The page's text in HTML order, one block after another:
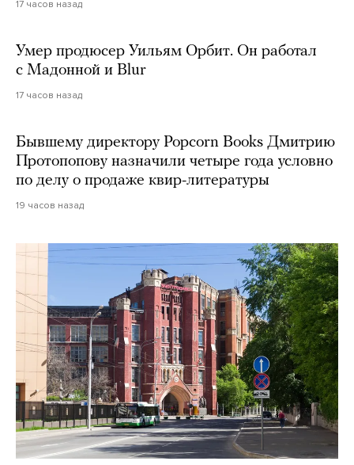
17 часов назад
Умер продюсер Уильям Орбит. Он работал
с Мадонной и Blur
17 часов назад
Бывшему директору Popcorn Books Дмитрию
Протопопову назначили четыре года условно
по делу о продаже квир-литературы
19 часов назад